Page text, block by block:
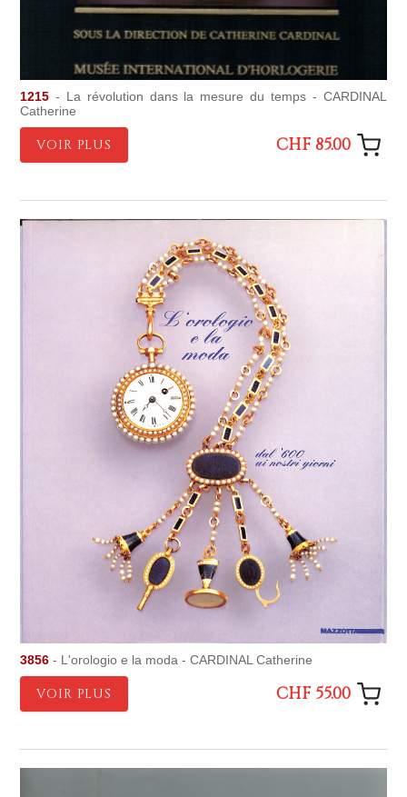
1215 - La révolution dans la mesure du temps - CARDINAL
Catherine
VOIR PLUS CHF 85.00
3856 - L'orologio e la moda - CARDINAL Catherine
VOIR PLUS CHF 55.00